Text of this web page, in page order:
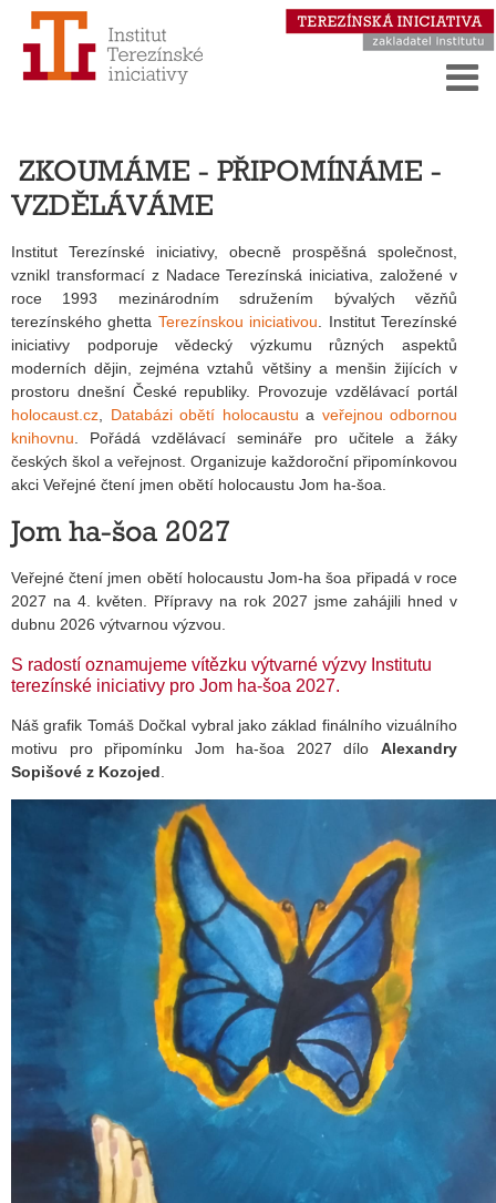
ZKOUMÁME - PŘIPOMÍNÁME -
VZDĚLÁVÁME
Institut Terezínské iniciativy, obecně prospěšná společnost,
vznikl transformací z Nadace Terezínská iniciativa, založené v
roce 1993 mezinárodním sdružením bývalých vězňů
terezínského ghetta Terezínskou iniciativou . Institut Terezínské
iniciativy podporuje vědecký výzkumu různých aspektů
moderních dějin, zejména vztahů většiny a menšin žijících v
prostoru dnešní České republiky. Provozuje vzdělávací portál
holocaust.cz
Databázi obětí holocaustu a veřejnou odbornou
knihovnu . Pořádá vzdělávací semináře pro učitele a žáky
českých škol a veřejnost. Organizuje každoroční připomínkovou
akci Veřejné čtení jmen obětí holocaustu Jom ha-šoa.
Jom ha-šoa 2027
Veřejné čtení jmen obětí holocaustu Jom-ha šoa připadá v roce
2027 na 4. květen. Přípravy na rok 2027 jsme zahájili hned v
dubnu 2026 výtvarnou výzvou.
S radostí oznamujeme vítězku výtvarné výzvy Institutu
terezínské iniciativy pro Jom ha-šoa 2027.
Náš grafik Tomáš Dočkal vybral jako základ finálního vizuálního
motivu pro připomínku Jom ha-šoa 2027 dílo Alexandry
Sopišové z Kozojed